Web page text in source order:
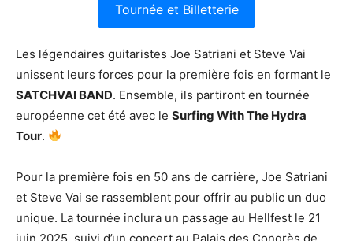
Tournée et Billetterie
Les légendaires guitaristes Joe Satriani et Steve Vai
unissent leurs forces pour la première fois en formant le
SATCHVAI BAND. Ensemble, ils partiront en tournée
européenne cet été avec le Surfing With The Hydra
Tour.
Pour la première fois en 50 ans de carrière, Joe Satriani
et Steve Vai se rassemblent pour offrir au public un duo
unique. La tournée inclura un passage au Hellfest le 21